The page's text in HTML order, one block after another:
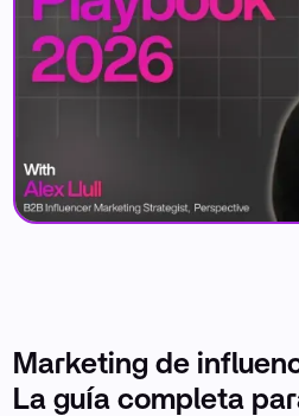
Marketing de
La guía completa